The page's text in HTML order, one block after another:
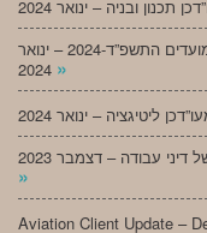
מעו”דכן רגולציה – צו הארכת תקופות ודחיית מועדים התשפ”ד-2024 – ינואר
»
עבודה – דצמבר 2023
»
Aviation Client Update –